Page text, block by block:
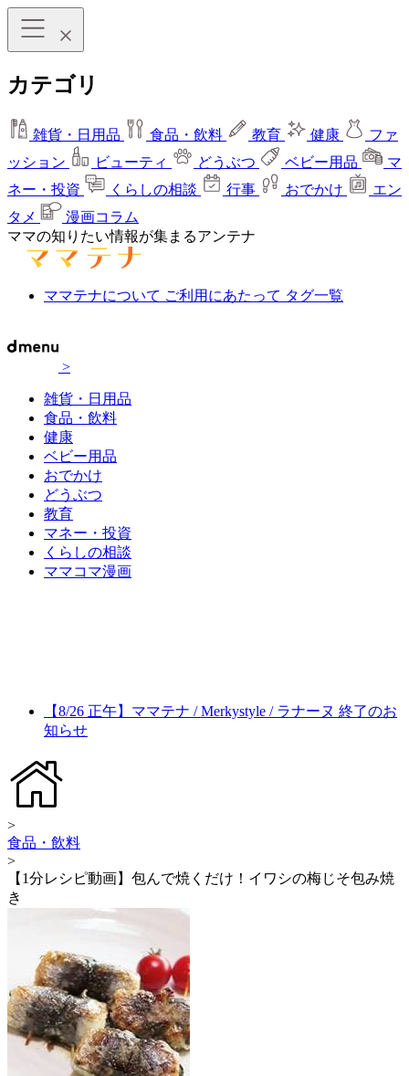
カテゴリ
雑貨・日用品 食品・飲料 教育 健康
ファ
ッション
ビューティ どうぶつ ベビー用品
マ
ネー・投資
くらしの相談 行事 おでかけ
エン
タメ
漫画コラム
ママの知りたい情報が集まるアンテナ
ママテナについて ご利用にあたって タグ一覧
>
雑貨・日用品
食品・飲料
健康
ベビー用品
おでかけ
どうぶつ
教育
マネー・投資
くらしの相談
ママコマ漫画
【8/26 正午】ママテナ / Merkystyle / ラナーヌ 終了のお
知らせ
>
食品・飲料
>
【1分レシピ動画】包んで焼くだけ！イワシの梅じそ包み焼
き